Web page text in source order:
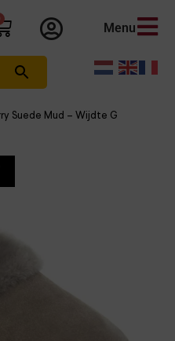
Menu
Suede Mud – Wijdte G